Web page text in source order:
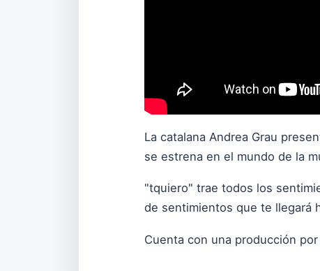
La catalana Andrea Grau
se estrena en el mundo de la
"tquiero" trae todos los
de sentimientos que te llegará
Cuenta con una producción